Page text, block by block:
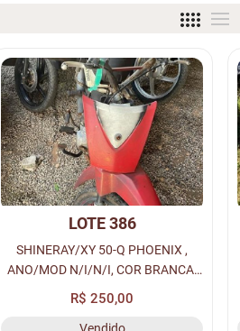
LOTE 386
SHINERAY/XY 50-Q PHOENIX ,
ANO/MOD N/I/N/I, COR BRANCA,
COMBUS GASOLINA, PLACA N/I -
N/I, RENAVAM N/I, CHASSI N/I, Nº
R$ 250,00
Vendido